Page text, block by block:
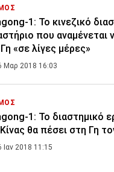
1: Το κινεζικό
που αναμένεται
«σε λίγες μέρες»
Μαρ 2018 16:03
1: Το διαστημικό
θα πέσει στη Γη
Ιαν 2018 11:15